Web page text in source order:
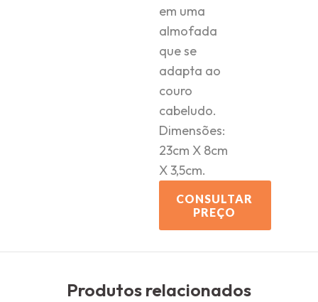
em uma
almofada
que se
adapta ao
couro
cabeludo.
Dimensões:
23cm X 8cm
X 3,5cm.
CONSULTAR
PREÇO
Produtos relacionados